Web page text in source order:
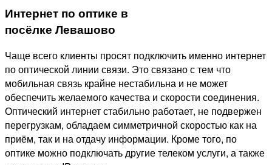
Интернет по оптике в
посёлке Левашово
Чаще всего клиенты просят подключить именно интернет
по оптической линии связи. Это связано с тем что
мобильная связь крайне нестабильна и не может
обеспечить желаемого качества и скорости соединения.
Оптический интернет стабильно работает, не подвержен
перегрузкам, обладаем симметричной скоростью как на
приём, так и на отдачу информации. Кроме того, по
оптике можно подключать другие телеком услуги, а также